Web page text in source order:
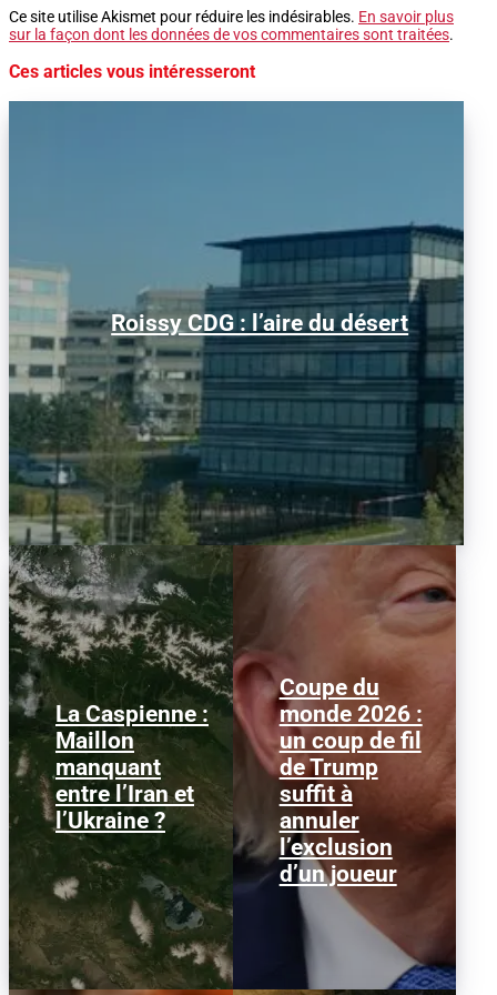
Ce site utilise Akismet pour réduire les indésirables. En savoir plus
sur la façon dont les données de vos commentaires sont traitées.
Ces articles vous intéresseront
Roissy CDG : l’aire du désert
Alors que le trafic aérien a retrouvé son
niveau d’avant la pandémie, les
conditions d’obtention...
La Caspienne :
Maillon
manquant
entre l’Iran et
l’Ukraine ?
Samedi 25 juillet 2026,
des drones ukrainiens
ont frappé plusieurs
cibles en mer Caspienne,
parmi...
Coupe du
monde 2026 :
un coup de fil
de Trump
suffit à
annuler
l’exclusion
d’un joueur
Le 1er juillet 2026,
l'attaquant américain
Folarin Balogun recevait
un carton rouge
parfaitement...